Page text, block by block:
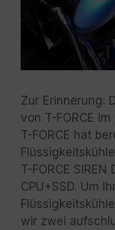
Zur Erinnerung:
von T-FORCE
T-FORCE hat
T-FORCE
CPU+SSD. Um
wir zwei